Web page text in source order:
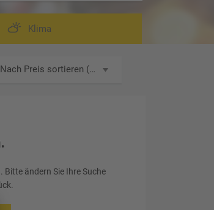
Klima
Nach Preis sortieren (aufsteigend)
ändern Sie Ihre Suche